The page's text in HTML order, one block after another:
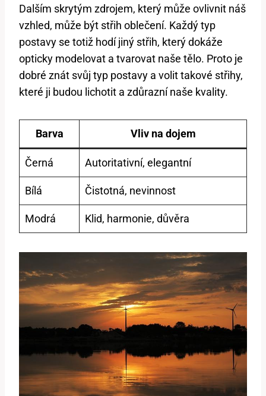
Dalším skrytým zdrojem, který může ovlivnit náš
vzhled, může být střih oblečení. Každý typ
postavy se totiž hodí jiný střih, který dokáže
opticky modelovat a tvarovat naše tělo. Proto je
dobré znát svůj typ postavy a volit takové střihy,
které ji budou lichotit a zdůrazní naše kvality.
Barva Vliv na dojem
Černá Autoritativní, elegantní
Bílá Čistotná, nevinnost
Modrá Klid, harmonie, důvěra